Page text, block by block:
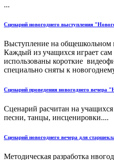
...
Сценарий новогоднего выступления
Выступление на общешкольном
Каждый из учащихся играет
использованы короткие
специально сняты к
Сценарий проведения новогоднего вечера
Сценарий расчитан на
песни, танцы, инсценировки....
Сценарий новогоднего вечера для
Методическая разработка